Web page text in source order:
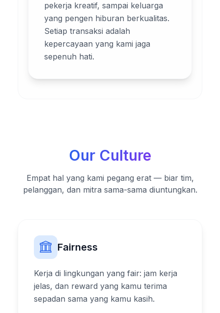
pekerja kreatif, sampai keluarga
yang pengen hiburan berkualitas.
Setiap transaksi adalah
kepercayaan yang kami jaga
sepenuh hati.
Our Culture
Empat hal yang kami pegang erat — biar tim,
pelanggan, dan mitra sama-sama diuntungkan.
Fairness
Kerja di lingkungan yang fair: jam kerja
jelas, dan reward yang kamu terima
sepadan sama yang kamu kasih.